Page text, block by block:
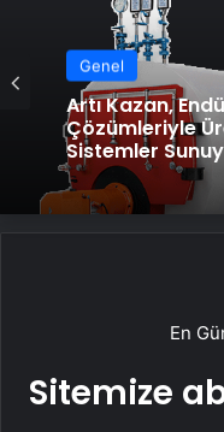
Genel
Artı Kazan,
Çözümleriyle
Sistemler
En
Sitemize